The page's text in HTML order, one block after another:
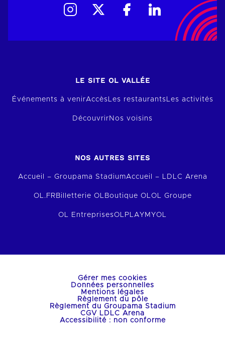
LE SITE OL VALLÉE
Événements à venirAccèsLes restaurantsLes activités
Découvrir Nos voisins
NOS AUTRES SITES
Accueil – Groupama StadiumAccueil – LDLC Arena
OL.FR Billetterie OL Boutique OLOL Groupe
OL EntreprisesOLPLAY MYOL
Gérer mes cookies
Données personnelles
Mentions légales
Règlement du pôle
Règlement du Groupama Stadium
CGV LDLC Arena
Accessibilité : non conforme